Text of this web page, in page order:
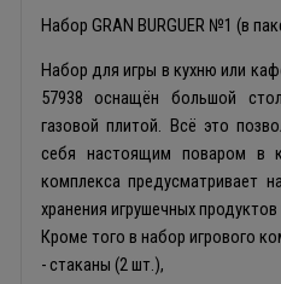
Набор GRAN BURGUER №1 (в
Набор для игры в кухню или
57938 оснащён большой
газовой плитой. Всё это
себя настоящим поваром в
комплекса предусматривает
хранения игрушечных
Кроме того в набор игрового
- стаканы (2 шт.),